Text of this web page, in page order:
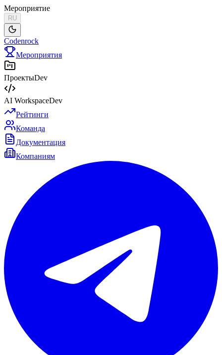
Мероприятие
RU
Codenrock
Мероприятия
ПроектыDev
AI WorkspaceDev
Рейтинги
Команда
Документация
Компаниям